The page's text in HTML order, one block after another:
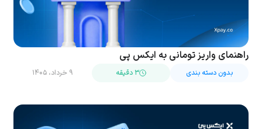
راهنمای واریز تومانی به ایکس پی
بدون دسته بندی ۳ دقیقه ۹ خرداد، ۱۴۰۵